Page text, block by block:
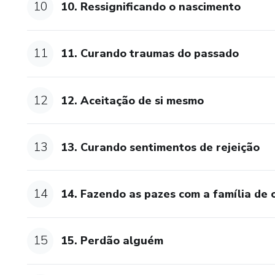
10 10. Ressignificando o nascimento
11 11. Curando traumas do passado
12 12. Aceitação de si mesmo
13 13. Curando sentimentos de rejeição
14 14. Fazendo as pazes com a família de
15 15. Perdão alguém